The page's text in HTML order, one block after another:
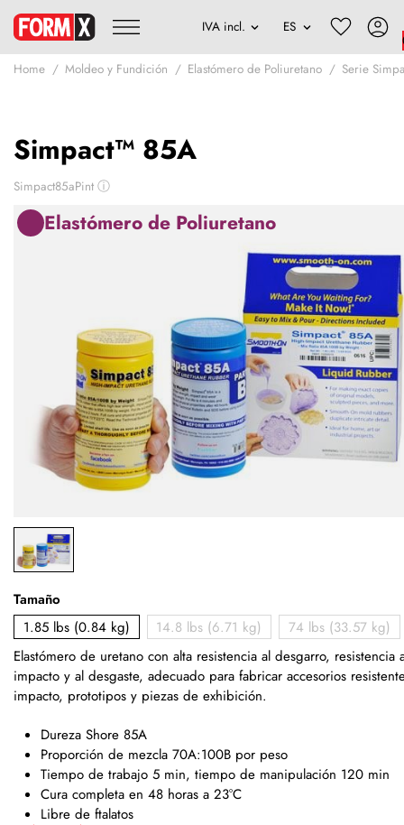
Home Moldeo y Fundición Elastómero de Poliuretano Serie
Simpact™ 85A
Simpact85aPint ⓘ
Elastómero de Poliuretano
Tamaño
1.85 lbs (0.84 kg)
14.8 lbs (6.71 kg)
74 lbs (33.57 kg)
Elastómero de uretano con alta resistencia al desgarro, resistencia
impacto y al desgaste, adecuado para fabricar accesorios
impacto, prototipos y piezas de exhibición.
Dureza Shore 85A
Proporción de mezcla 70A:100B por peso
Tiempo de trabajo 5 min, tiempo de manipulación 120 min
Cura completa en 48 horas a 23°C
Libre de ftalatos